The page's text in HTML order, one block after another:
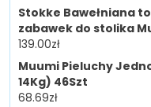
Stokke Bawełniana
zabawek do stolika
139.00zł
Muumi Pieluchy
14Kg) 46Szt
68.69zł